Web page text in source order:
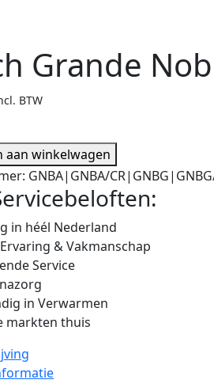
Grande
BTW
aan winkelwagen
GNBA|GNBA/
in héél Nederland
& Vakmanschap
Service
in Verwarmen
markten thuis